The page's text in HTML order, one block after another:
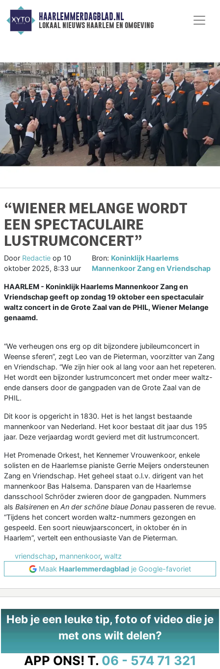
HAARLEMMERDAGBLAD.NL
lokaal nieuws haarlem en omgeving
“WIENER MELANGE WORDT
EEN SPECTACULAIRE
LUSTRUMCONCERT”
Door Redactie op 10
oktober 2025, 8:33 uur
Bron: Koninklijk Haarlems
Mannenkoor Zang en Vriendschap
HAARLEM - Koninklijk Haarlems Mannenkoor Zang en
Vriendschap geeft op zondag 19 oktober een spectaculair
waltz concert in de Grote Zaal van de PHIL, Wiener Melange
genaamd.
“We verheugen ons erg op dit bijzondere jubileumconcert in
Weense sferen”, zegt Leo van de Pieterman, voorzitter van Zang
en Vriendschap. “We zijn hier ook al lang voor aan het repeteren.
Het wordt een bijzonder lustrumconcert met onder meer waltz-
ende dansers door de gangpaden van de Grote Zaal van de
PHIL.
Dit koor is opgericht in 1830. Het is het langst bestaande
mannenkoor van Nederland. Het koor bestaat dit jaar dus 195
jaar. Deze verjaardag wordt gevierd met dit lustrumconcert.
Het Promenade Orkest, het Kennemer Vrouwenkoor, enkele
solisten en de Haarlemse pianiste Gerrie Meijers ondersteunen
Zang en Vriendschap. Het geheel staat o.l.v. dirigent van het
mannenkoor Bas Halsema. Dansparen van de Haarlemse
dansschool Schröder zwieren door de gangpaden. Nummers
als Balsirenen en An der schöne blaue Donau passeren de revue.
“Tijdens het concert worden waltz-nummers gezongen en
gespeeld. Een soort nieuwjaarsconcert, in oktober én in
Haarlem”, vertelt een enthousiaste Van de Pieterman.
vriendschap, mannenkoor, waltz
Maak Haarlemmerdagblad je Google-favoriet
Heb je een leuke tip, foto of video die je
met ons wilt delen?
APP ONS! T. 06 - 574 71 321